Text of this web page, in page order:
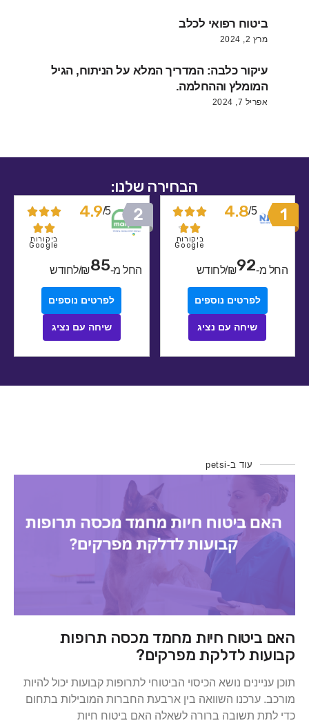
ביטוח רפואי לכלב
עיקור כלבה: המדריך המלא על הניתוח, הגיל
המומלץ וההחלמה.
הבחירה שלנו:
4.8



92₪/לחודש
לפרטים נוספים
שיחה עם נציג
4.9


85₪/לחודש
לפרטים נוספים
שיחה עם נציג
עוד ב-petsi
חיות מחמד מכסה תרופות
לדלקת מפרקים?
נושא הכיסוי הביטוחי לתרופות קבועות יכול להיות
ערכנו השוואה בין ארבעת החברות המובילות בתחום
תשובה ברורה לשאלה האם ביטוח חיות